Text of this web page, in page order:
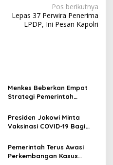
Pos berikutnya
Lepas 37 Perwira Penerima
LPDP, Ini Pesan Kapolri
Menkes Beberkan Empat
Strategi Pemerintah
Presiden Jokowi Minta
Vaksinasi COVID-19 Bagi
Segera Dimulai
Pemerintah Terus Awasi
Perkembangan Kasus